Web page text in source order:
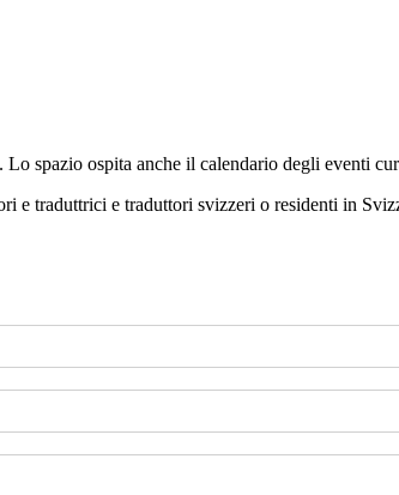
spazio ospita anche il calendario degli eventi
e traduttrici e traduttori svizzeri o residenti in